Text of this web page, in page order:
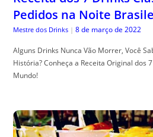
Pedidos na Noite
Mestre dos Drinks | 8 de março de 2022
Alguns Drinks Nunca Vão Morrer, Você
História? Conheça a Receita Original dos
Mundo!